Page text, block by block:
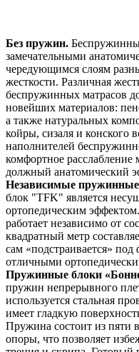
Без пружин.
замечательными
чередующимся слоям
жесткости. Различная
беспружинных матрасов
новейших материалов:
а также натуральных
койры, сизаля и конского
наполнителей
комфортное
должный анатомический
Независимые
блок "TFK" является
ортопедическим
работает независимо от
квадратный метр
сам «подстраивается»
отличными
Пружинные блоки
пружин непрерывного
используется стальная
имеет гладкую
Пружина состоит из пяти
опоры, что позволяет